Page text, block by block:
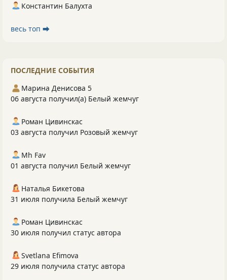
Константин Балухта
весь топ ⮕
ПОСЛЕДНИЕ СОБЫТИЯ
Марина Денисова 5
06 августа получил(а) Белый жемчуг
Роман Цивинскас
03 августа получил Розовый жемчуг
Mh Fav
01 августа получил Белый жемчуг
Наталья Бикетова
31 июля получила Белый жемчуг
Роман Цивинскас
30 июля получил статус автора
Svetlana Efimova
29 июля получила статус автора